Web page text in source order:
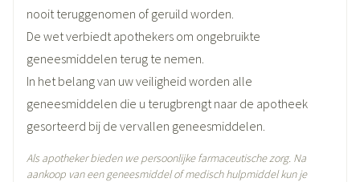
Actieve
Ingrediënten
pramipexol dihydrochloride
Behoud Kamertemperatuur (15°C - 25°C)
nooit teruggenomen of geruild worden.
De wet verbiedt apothekers om ongebruikte
geneesmiddelen terug te nemen.
In het belang van uw veiligheid worden alle
geneesmiddelen die u terugbrengt naar de apotheek
gesorteerd bij de vervallen geneesmiddelen.
Als apotheker bieden we persoonlijke farmaceutische zorg. Na
aankoop van een geneesmiddel of medisch hulpmiddel kun je